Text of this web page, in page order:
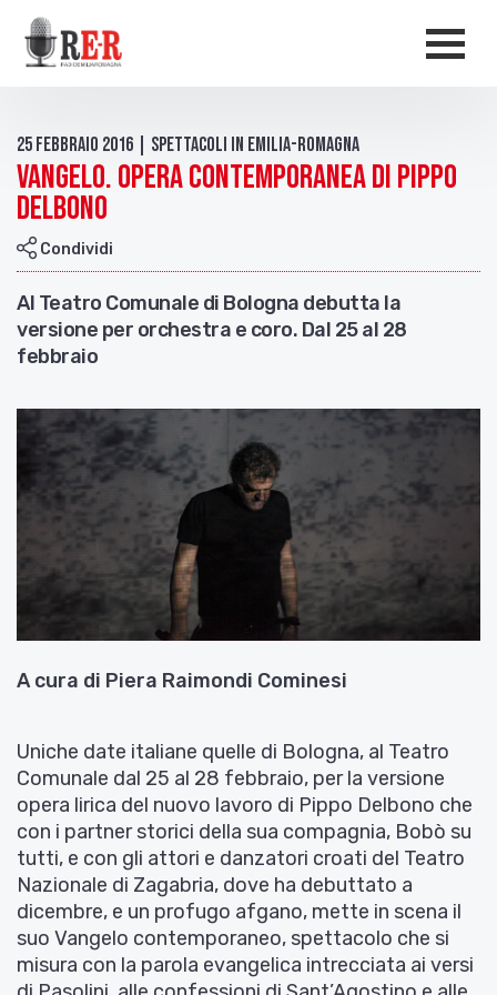
Salta al contenuto principale
25 Febbraio 2016 | Spettacoli in Emilia-Romagna
Vangelo. Opera contemporanea di Pippo
Delbono
Condividi
Al Teatro Comunale di Bologna debutta la
versione per orchestra e coro. Dal 25 al 28
febbraio
A cura di Piera Raimondi Cominesi
Uniche date italiane quelle di Bologna, al Teatro
Comunale dal 25 al 28 febbraio, per la versione
opera lirica del nuovo lavoro di Pippo Delbono che
con i partner storici della sua compagnia, Bobò su
tutti, e con gli attori e danzatori croati del Teatro
Nazionale di Zagabria, dove ha debuttato a
dicembre, e un profugo afgano, mette in scena il
suo Vangelo contemporaneo, spettacolo che si
misura con la parola evangelica intrecciata ai versi